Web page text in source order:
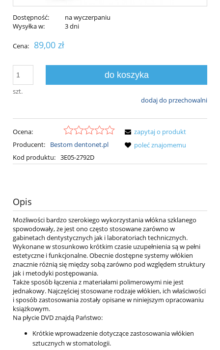
Dostępność:
na wyczerpaniu
Wysyłka w:
3 dni
Cena: 89,00 zł
szt.
do koszyka
dodaj do przechowalni
Ocena:
Producent:
Bestom dentonet.pl
Kod produktu: 3E05-2792D
zapytaj o produkt
poleć znajomemu
Opis
Możliwości bardzo szerokiego wykorzystania włókna szklanego
spowodowały, że jest ono często stosowane zarówno w
gabinetach dentystycznych jak i laboratoriach technicznych.
Wykonane w stosunkowo krótkim czasie uzupełnienia są w pełni
estetyczne i funkcjonalne. Obecnie dostępne systemy włókien
znacznie różnią się między sobą zarówno pod względem struktury
jak i metodyki postępowania.
Także sposób łączenia z materiałami polimerowymi nie jest
jednakowy. Najczęściej stosowane rodzaje włókien, ich właściwości
i sposób zastosowania zostały opisane w niniejszym opracowaniu
książkowym.
Na płycie DVD znajdą Państwo:
Krótkie wprowadzenie dotyczące zastosowania włókien
sztucznych w stomatologii.